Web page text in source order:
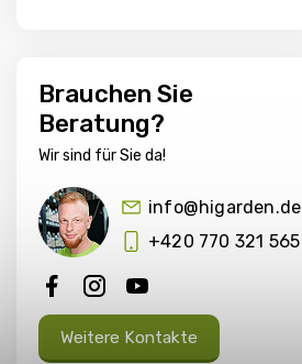
Brauchen Sie
Beratung?
Wir sind für Sie da!
info@higarden.de
+420 770 321 565
Weitere Kontakte